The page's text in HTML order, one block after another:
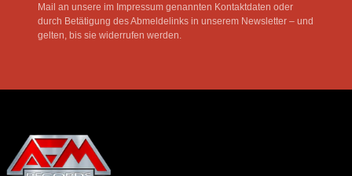
Mail an unsere im Impressum genannten Kontaktdaten oder
durch Betätigung des Abmeldelinks in unserem Newsletter – und
gelten, bis sie widerrufen werden.